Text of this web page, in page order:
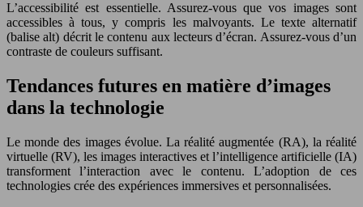
L’accessibilité est essentielle. Assurez-vous que vos images sont
accessibles à tous, y compris les malvoyants. Le texte alternatif
(balise alt) décrit le contenu aux lecteurs d’écran. Assurez-vous d’un
contraste de couleurs suffisant.
Tendances futures en matière d’images
dans la technologie
Le monde des images évolue. La réalité augmentée (RA), la réalité
virtuelle (RV), les images interactives et l’intelligence artificielle (IA)
transforment l’interaction avec le contenu. L’adoption de ces
technologies crée des expériences immersives et personnalisées.